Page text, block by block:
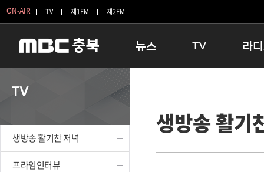
ON-AIR TV 제1FM 제2FM
뉴스 TV
인생내컷
테마기행 길
라
16:00
우리 고
TV
생방송 활기찬 저녁
프라임인터뷰
생방송 활기